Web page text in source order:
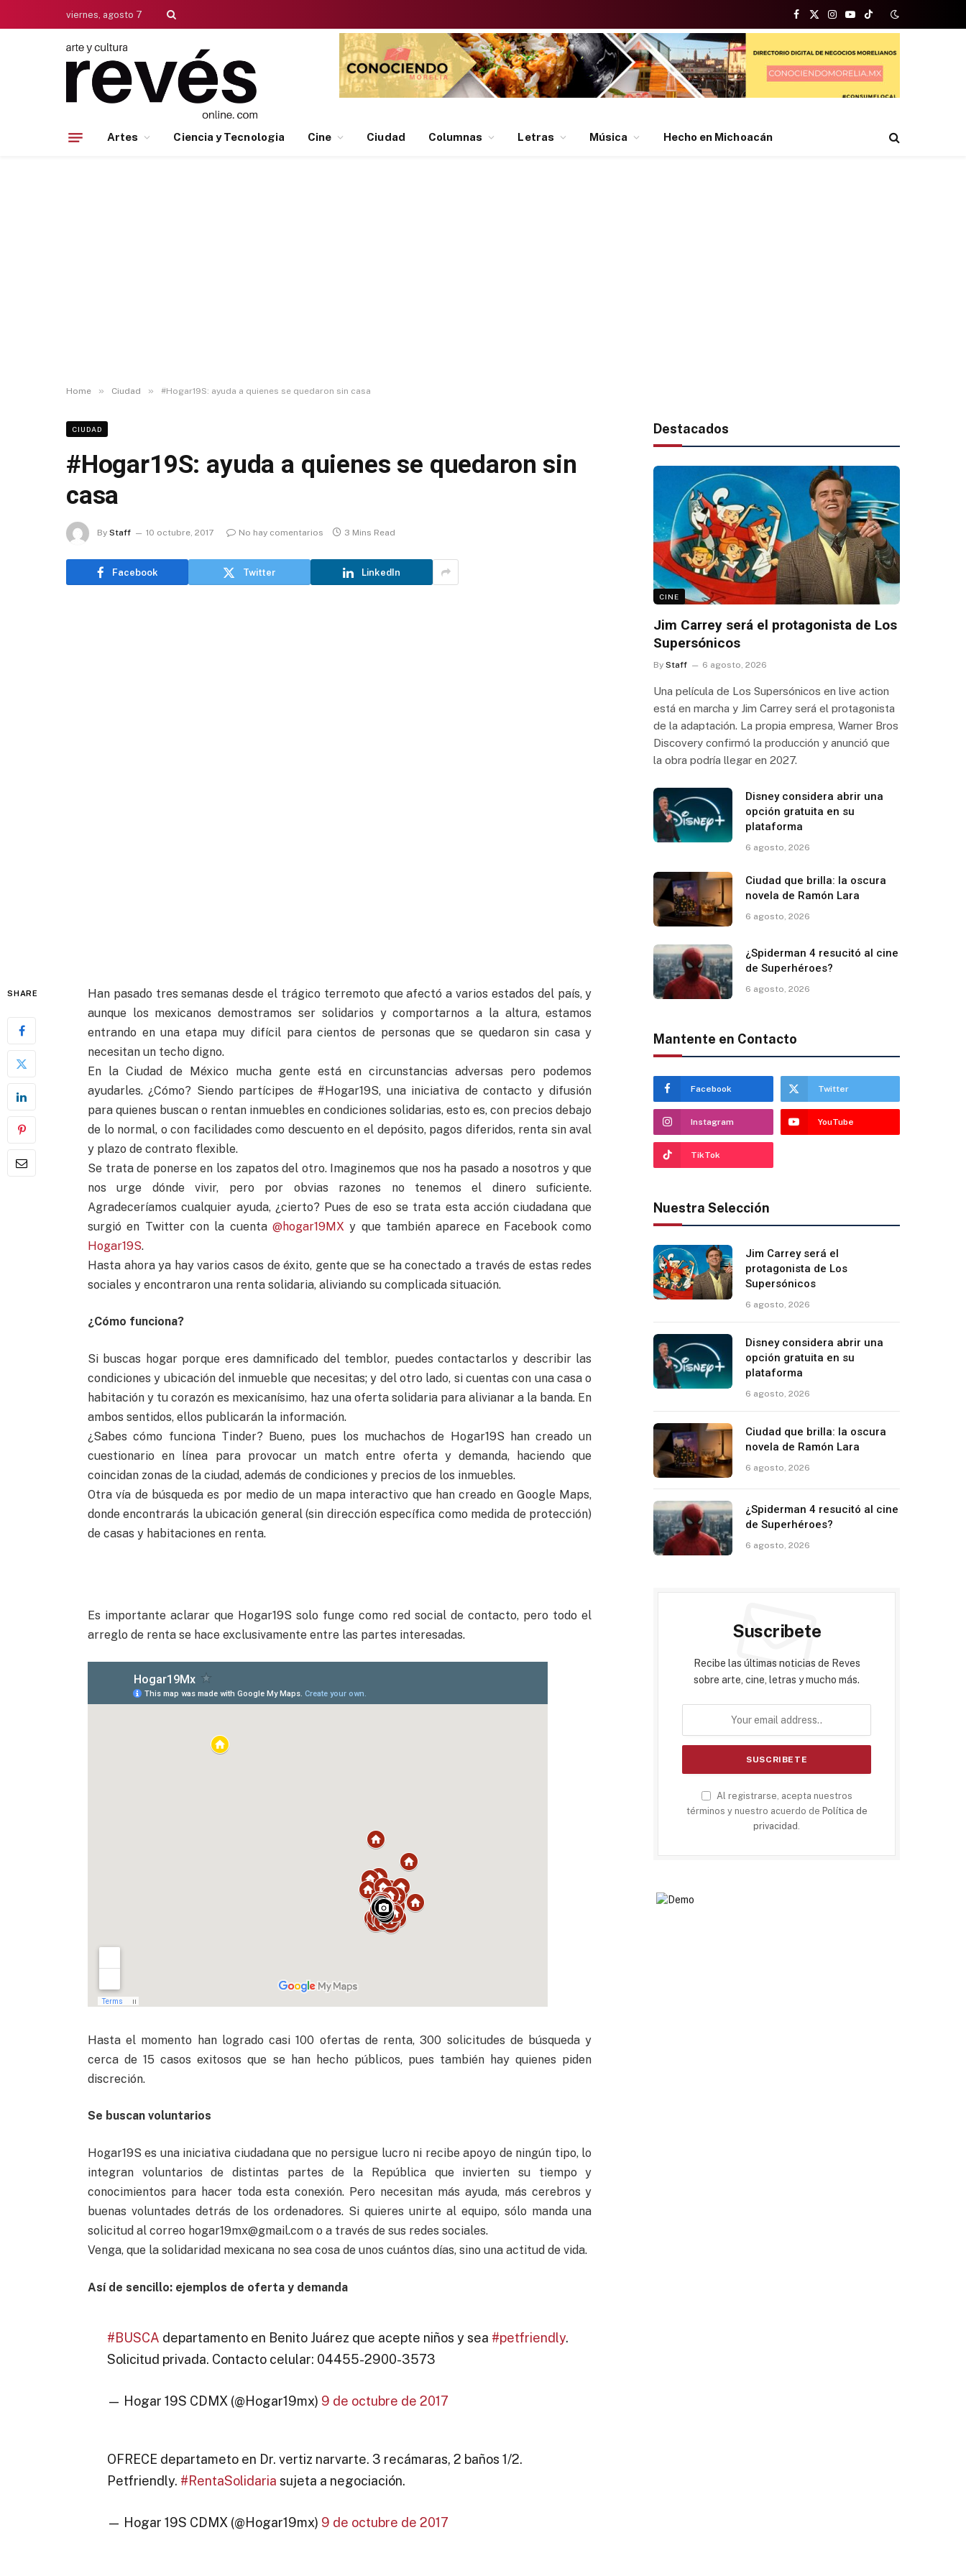
viernes, agosto 7
Facebook
X
(Twitter)
Instagram
YouTubeTikTok
Artes Ciencia y Tecnologia Cine Ciudad Columnas Letras Música Hecho en Michoacán
Home » Ciudad » #Hogar19S: ayuda a quienes se quedaron sin casa
CIUDAD
#Hogar19S: ayuda a quienes se quedaron sin
casa
By Staff 10 octubre, 2017 No hay comentarios 3 Mins Read
Facebook Twitter LinkedIn
SHARE
Han pasado tres semanas desde el trágico terremoto que afectó a varios estados del país, y
aunque los mexicanos demostramos ser solidarios y comportarnos a la altura, estamos
entrando en una etapa muy difícil para cientos de personas que se quedaron sin casa y
necesitan un techo digno.
En la Ciudad de México mucha gente está en circunstancias adversas pero podemos
ayudarles. ¿Cómo? Siendo partícipes de #Hogar19S, una iniciativa de contacto y difusión
para quienes buscan o rentan inmuebles en condiciones solidarias, esto es, con precios debajo
de lo normal, o con facilidades como descuento en el depósito, pagos diferidos, renta sin aval
y plazo de contrato flexible.
Se trata de ponerse en los zapatos del otro. Imaginemos que nos ha pasado a nosotros y que
nos urge dónde vivir, pero por obvias razones no tenemos el dinero suficiente.
Agradeceríamos cualquier ayuda, ¿cierto? Pues de eso se trata esta acción ciudadana que
surgió en Twitter con la cuenta @hogar19MX y que también aparece en Facebook como
Hogar19S.
Hasta ahora ya hay varios casos de éxito, gente que se ha conectado a través de estas redes
sociales y encontraron una renta solidaria, aliviando su complicada situación.
¿Cómo funciona?
Si buscas hogar porque eres damnificado del temblor, puedes contactarlos y describir las
condiciones y ubicación del inmueble que necesitas; y del otro lado, si cuentas con una casa o
habitación y tu corazón es mexicanísimo, haz una oferta solidaria para alivianar a la banda. En
ambos sentidos, ellos publicarán la información.
¿Sabes cómo funciona Tinder? Bueno, pues los muchachos de Hogar19S han creado un
cuestionario en línea para provocar un match entre oferta y demanda, haciendo que
coincidan zonas de la ciudad, además de condiciones y precios de los inmuebles.
Otra vía de búsqueda es por medio de un mapa interactivo que han creado en Google Maps,
donde encontrarás la ubicación general (sin dirección específica como medida de protección)
de casas y habitaciones en renta.
Es importante aclarar que Hogar19S solo funge como red social de contacto, pero todo el
arreglo de renta se hace exclusivamente entre las partes interesadas.
Hasta el momento han logrado casi 100 ofertas de renta, 300 solicitudes de búsqueda y
cerca de 15 casos exitosos que se han hecho públicos, pues también hay quienes piden
discreción.
Se buscan voluntarios
Hogar19S es una iniciativa ciudadana que no persigue lucro ni recibe apoyo de ningún tipo, lo
integran voluntarios de distintas partes de la República que invierten su tiempo y
conocimientos para hacer toda esta conexión. Pero necesitan más ayuda, más cerebros y
buenas voluntades detrás de los ordenadores. Si quieres unirte al equipo, sólo manda una
solicitud al correo hogar19mx@gmail.como a través de sus redes sociales.
Venga, que la solidaridad mexicana no sea cosa de unos cuántos días, sino una actitud de vida.
Así de sencillo: ejemplos de oferta y demanda
#BUSCA departamento en Benito Juárez que acepte niños y sea #petfriendly.
Solicitud privada. Contacto celular: 04455-2900-3573
— Hogar 19S CDMX (@Hogar19mx) 9 de octubre de 2017
OFRECE departameto en Dr. vertiz narvarte. 3 recámaras, 2 baños 1/2.
Petfriendly. #RentaSolidaria sujeta a negociación.
— Hogar 19S CDMX (@Hogar19mx) 9 de octubre de 2017
Destacados
CINE
Jim Carrey será el protagonista de Los
Supersónicos
By Staff 6 agosto, 2026
Una película de Los Supersónicos en live action
está en marcha y Jim Carrey será el protagonista
de la adaptación. La propia empresa, Warner Bros
Discovery confirmó la producción y anunció que
la obra podría llegar en 2027.
Disney considera abrir una
opción gratuita en su
plataforma
6 agosto, 2026
Ciudad que brilla: la oscura
novela de Ramón Lara
6 agosto, 2026
¿Spiderman 4 resucitó al cine
de Superhéroes?
6 agosto, 2026
Mantente en Contacto
Facebook Twitter
Instagram YouTube
TikTok
Nuestra Selección
Jim Carrey será el
protagonista de Los
Supersónicos
6 agosto, 2026
Disney considera abrir una
opción gratuita en su
plataforma
6 agosto, 2026
Ciudad que brilla: la oscura
novela de Ramón Lara
6 agosto, 2026
¿Spiderman 4 resucitó al cine
de Superhéroes?
6 agosto, 2026
Suscribete
Recibe las últimas noticias de Reves
sobre arte, cine, letras y mucho más.
Al registrarse, acepta nuestros
términos y nuestro acuerdo de Política de
privacidad